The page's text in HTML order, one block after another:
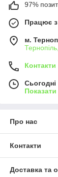
97%
Працює з
м.
Контакти
Сьогодні
Про нас
Контакти
Доставка та